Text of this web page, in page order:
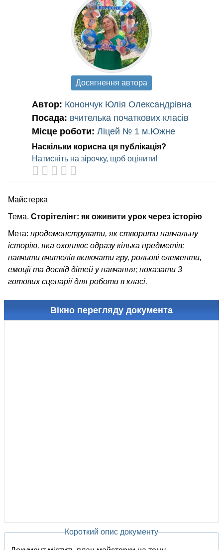
Автор: Конончук Юлія Олександрівна
Посада: вчителька початкових класів
Місце роботи: Ліцей № 1 м.Южне
Наскільки корисна ця публікація?
Натисніть на зірочку, щоб оцінити!
Досягнення автора
Майстерка
Тема. Сторітелінг: як оживити урок через історію
Мета: продемонструвати, як створити навчальну
історію, яка охоплює одразу кілька предметів;
навчити вчителів включати гру, рольові елементи,
емоції та досвід дітей у навчання; показати 3
готових сценарії для роботи в класі.
Вікно перегляду документа
Короткий опис документу